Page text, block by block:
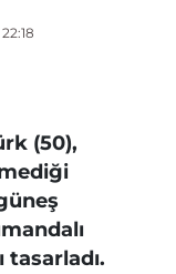
(50),
tasarladı.